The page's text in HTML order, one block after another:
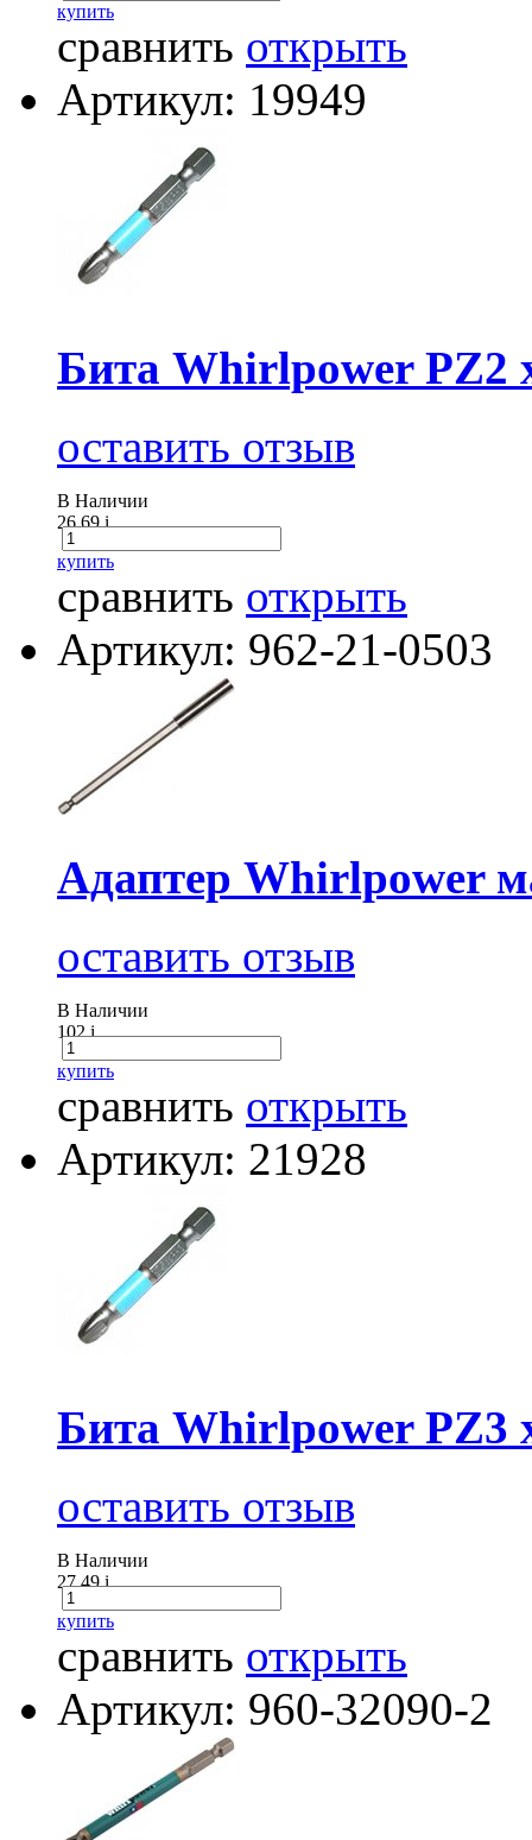
купить
сравнить открыть
Артикул: 19949
Бита Whirlpower PZ2
оставить отзыв
В Наличии
26.69i
купить
сравнить открыть
Артикул: 962-21-0503
Адаптер Whirlpower
оставить отзыв
В Наличии
102i
купить
сравнить открыть
Артикул: 21928
Бита Whirlpower PZ3
оставить отзыв
В Наличии
27.49i
купить
сравнить открыть
Артикул: 960-32090-2